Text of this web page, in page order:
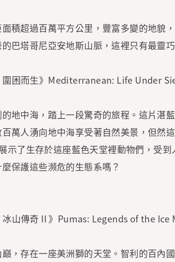
積超過百萬平方公里，豐富多變的地貌
巴塔哥尼亞安地斯山脈，這裡只有最靈
困而生》Mediterranean: Life Under
地中海，踏上一段驚奇的旅程。這片湛
萬人湧向地中海享受著自然美景，但然
示了生存於這座藍色天堂裡動物們，受
保護這些瀕危的生態系嗎？
山傳奇 II 》Pumas: Legends of the Ice
，存在一座美洲獅的天堂。智利的百內